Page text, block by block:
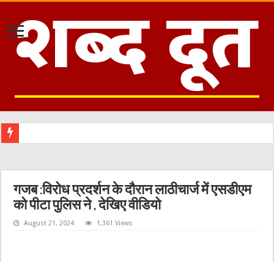
गजब :विरोध प्रदर्शन के दौरान लाठीचार्ज में एसडीएम
को पीटा पुलिस ने , देखिए वीडियो
August 21, 2024 1,361 Views